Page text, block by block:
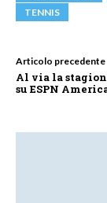
TENNIS
Articolo precedente
Al via la
su ESPN